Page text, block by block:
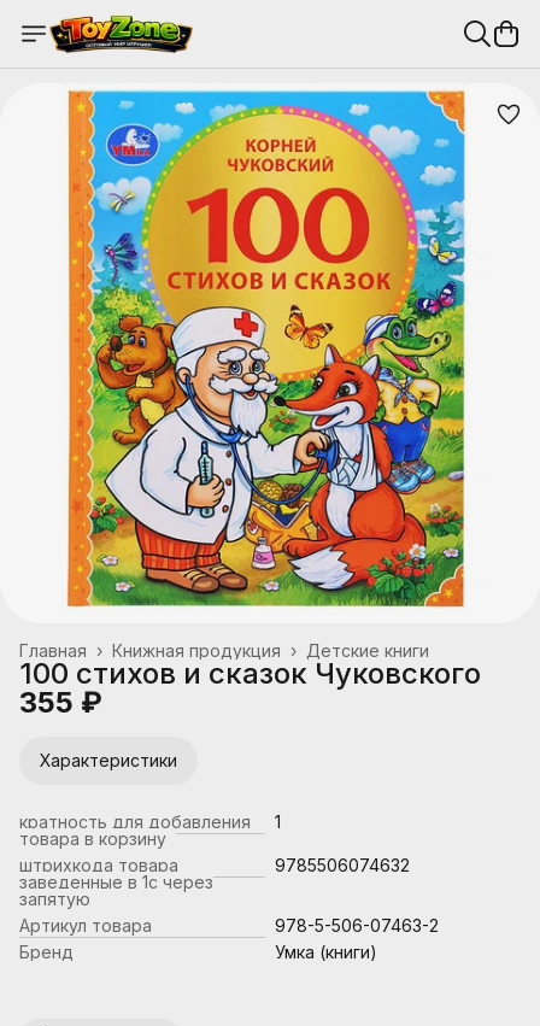
Детские книги
Книжная продукция ›
Главная ›
100 стихов и сказок Чуковского
355 ₽
Характеристики
кратность для добавления
товара в корзину
1
штрихкода товара
заведенные в 1с через
запятую
9785506074632
Артикул товара
978-5-506-07463-2
Бренд
Умка (книги)